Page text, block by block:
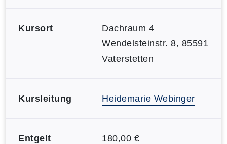
Kursort
Dachraum 4
Wendelsteinstr. 8, 85591
Vaterstetten
Kursleitung Heidemarie Webinger
Entgelt 180,00 €